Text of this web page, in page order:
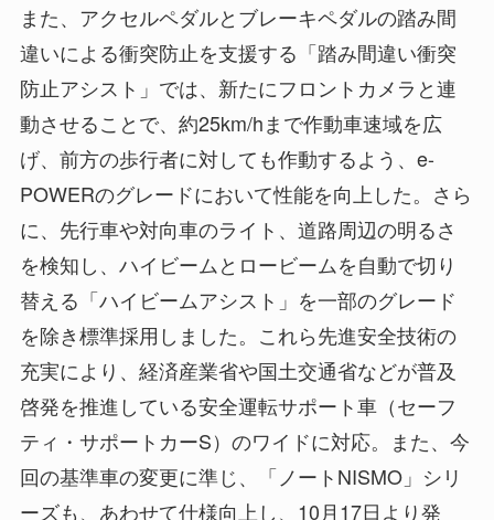
また、アクセルペダルとブレーキペダルの踏み間
違いによる衝突防止を支援する「踏み間違い衝突
防止アシスト」では、新たにフロントカメラと連
動させることで、約25km/hまで作動車速域を広
げ、前方の歩行者に対しても作動するよう、e-
POWERのグレードにおいて性能を向上した。さら
に、先行車や対向車のライト、道路周辺の明るさ
を検知し、ハイビームとロービームを自動で切り
替える「ハイビームアシスト」を一部のグレード
を除き標準採用しました。これら先進安全技術の
充実により、経済産業省や国土交通省などが普及
啓発を推進している安全運転サポート車（セーフ
ティ・サポートカーS）のワイドに対応。また、今
回の基準車の変更に準じ、「ノートNISMO」シリ
ーズも、あわせて仕様向上し、10月17日より発